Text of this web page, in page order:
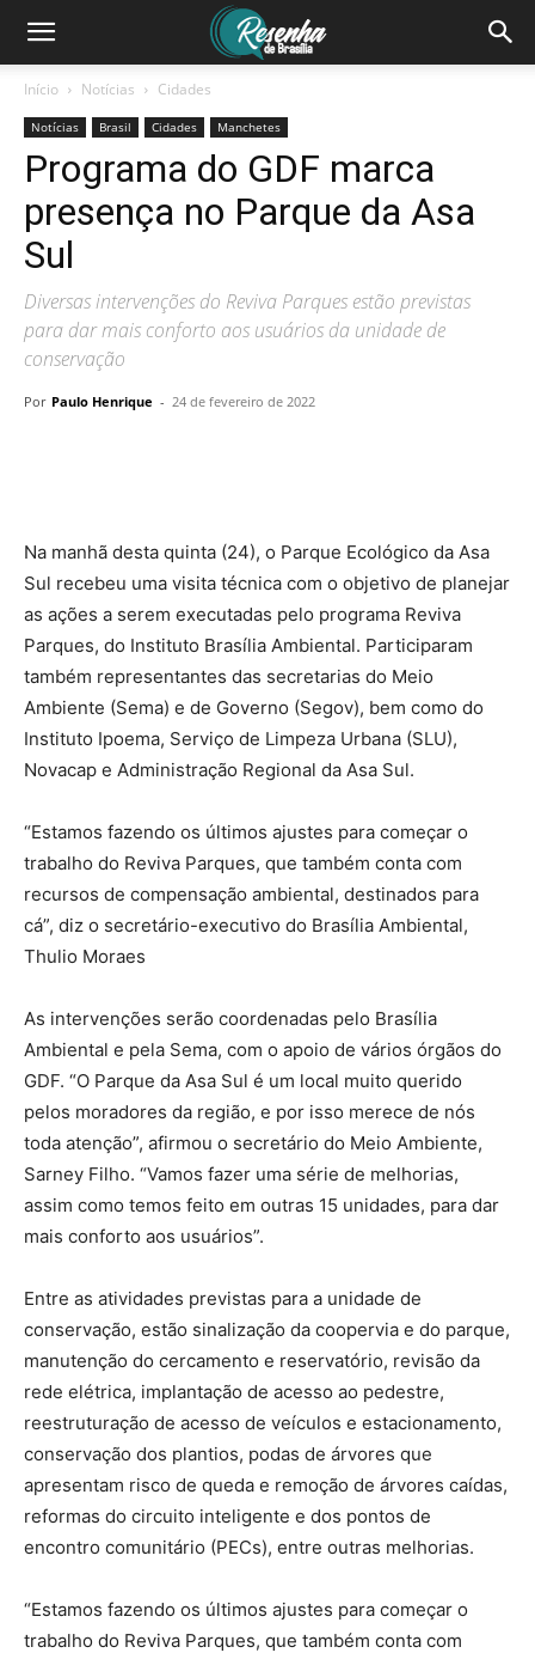
Início Notícias Cidades
Notícias Brasil Cidades Manchetes
Programa do GDF marca
presença no Parque da Asa
Sul
Diversas intervenções do Reviva Parques estão previstas
para dar mais conforto aos usuários da unidade de
conservação
Por Paulo Henrique - 24 de fevereiro de 2022
Na manhã desta quinta (24), o Parque Ecológico da Asa
Sul recebeu uma visita técnica com o objetivo de planejar
as ações a serem executadas pelo programa Reviva
Parques, do Instituto Brasília Ambiental. Participaram
também representantes das secretarias do Meio
Ambiente (Sema) e de Governo (Segov), bem como do
Instituto Ipoema, Serviço de Limpeza Urbana (SLU),
Novacap e Administração Regional da Asa Sul.
“Estamos fazendo os últimos ajustes para começar o
trabalho do Reviva Parques, que também conta com
recursos de compensação ambiental, destinados para
cá”, diz o secretário-executivo do Brasília Ambiental,
Thulio Moraes
As intervenções serão coordenadas pelo Brasília
Ambiental e pela Sema, com o apoio de vários órgãos do
GDF. “O Parque da Asa Sul é um local muito querido
pelos moradores da região, e por isso merece de nós
toda atenção”, afirmou o secretário do Meio Ambiente,
Sarney Filho. “Vamos fazer uma série de melhorias,
assim como temos feito em outras 15 unidades, para dar
mais conforto aos usuários”.
Entre as atividades previstas para a unidade de
conservação, estão sinalização da coopervia e do parque,
manutenção do cercamento e reservatório, revisão da
rede elétrica, implantação de acesso ao pedestre,
reestruturação de acesso de veículos e estacionamento,
conservação dos plantios, podas de árvores que
apresentam risco de queda e remoção de árvores caídas,
reformas do circuito inteligente e dos pontos de
encontro comunitário (PECs), entre outras melhorias.
“Estamos fazendo os últimos ajustes para começar o
trabalho do Reviva Parques, que também conta com